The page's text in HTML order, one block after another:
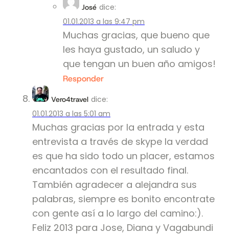
José dice:
01.01.2013 a las 9:47 pm
Muchas gracias, que bueno que
les haya gustado, un saludo y
que tengan un buen año amigos!
Responder
Vero4travel dice:
01.01.2013 a las 5:01 am
Muchas gracias por la entrada y esta
entrevista a través de skype la verdad
es que ha sido todo un placer, estamos
encantados con el resultado final.
También agradecer a alejandra sus
palabras, siempre es bonito encontrate
con gente así a lo largo del camino:).
Feliz 2013 para Jose, Diana y Vagabundi